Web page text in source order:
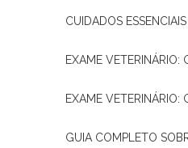
CUIDADOS
EXAME
EXAME
GUIA COMPLETO